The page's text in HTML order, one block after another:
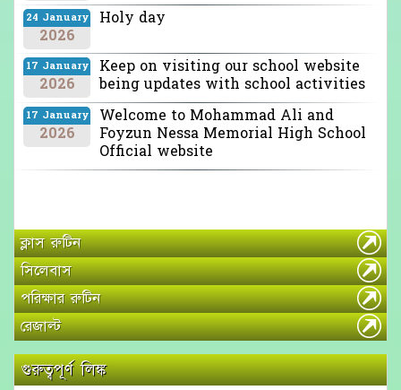
24 January
2026
Holy day
17 January
2026
Keep on visiting our school website
being updates with school activities
17 January
2026
Welcome to Mohammad Ali and
Foyzun Nessa Memorial High School
Official website
ক্লাস রুটিন
সিলেবাস
পরিক্ষার রুটিন
রেজাল্ট
গুরুত্বপূর্ণ লিঙ্ক